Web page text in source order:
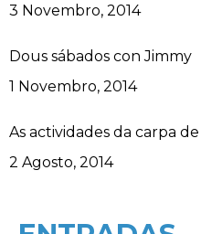
Data
3 Novembro, 2014
Dous sábados con Jimmy
Data
1 Novembro, 2014
As actividades da carpa
Data
2 Agosto, 2014